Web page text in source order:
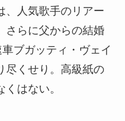
人気歌手のリアー
さらに父からの結婚
ブガッティ・ヴェイ
尽くせり。高級紙の
はない。